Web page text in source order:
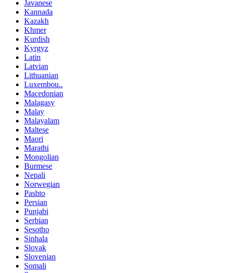
Javanese
Kannada
Kazakh
Khmer
Kurdish
Kyrgyz
Latin
Latvian
Lithuanian
Luxembou..
Macedonian
Malagasy
Malay
Malayalam
Maltese
Maori
Marathi
Mongolian
Burmese
Nepali
Norwegian
Pashto
Persian
Punjabi
Serbian
Sesotho
Sinhala
Slovak
Slovenian
Somali